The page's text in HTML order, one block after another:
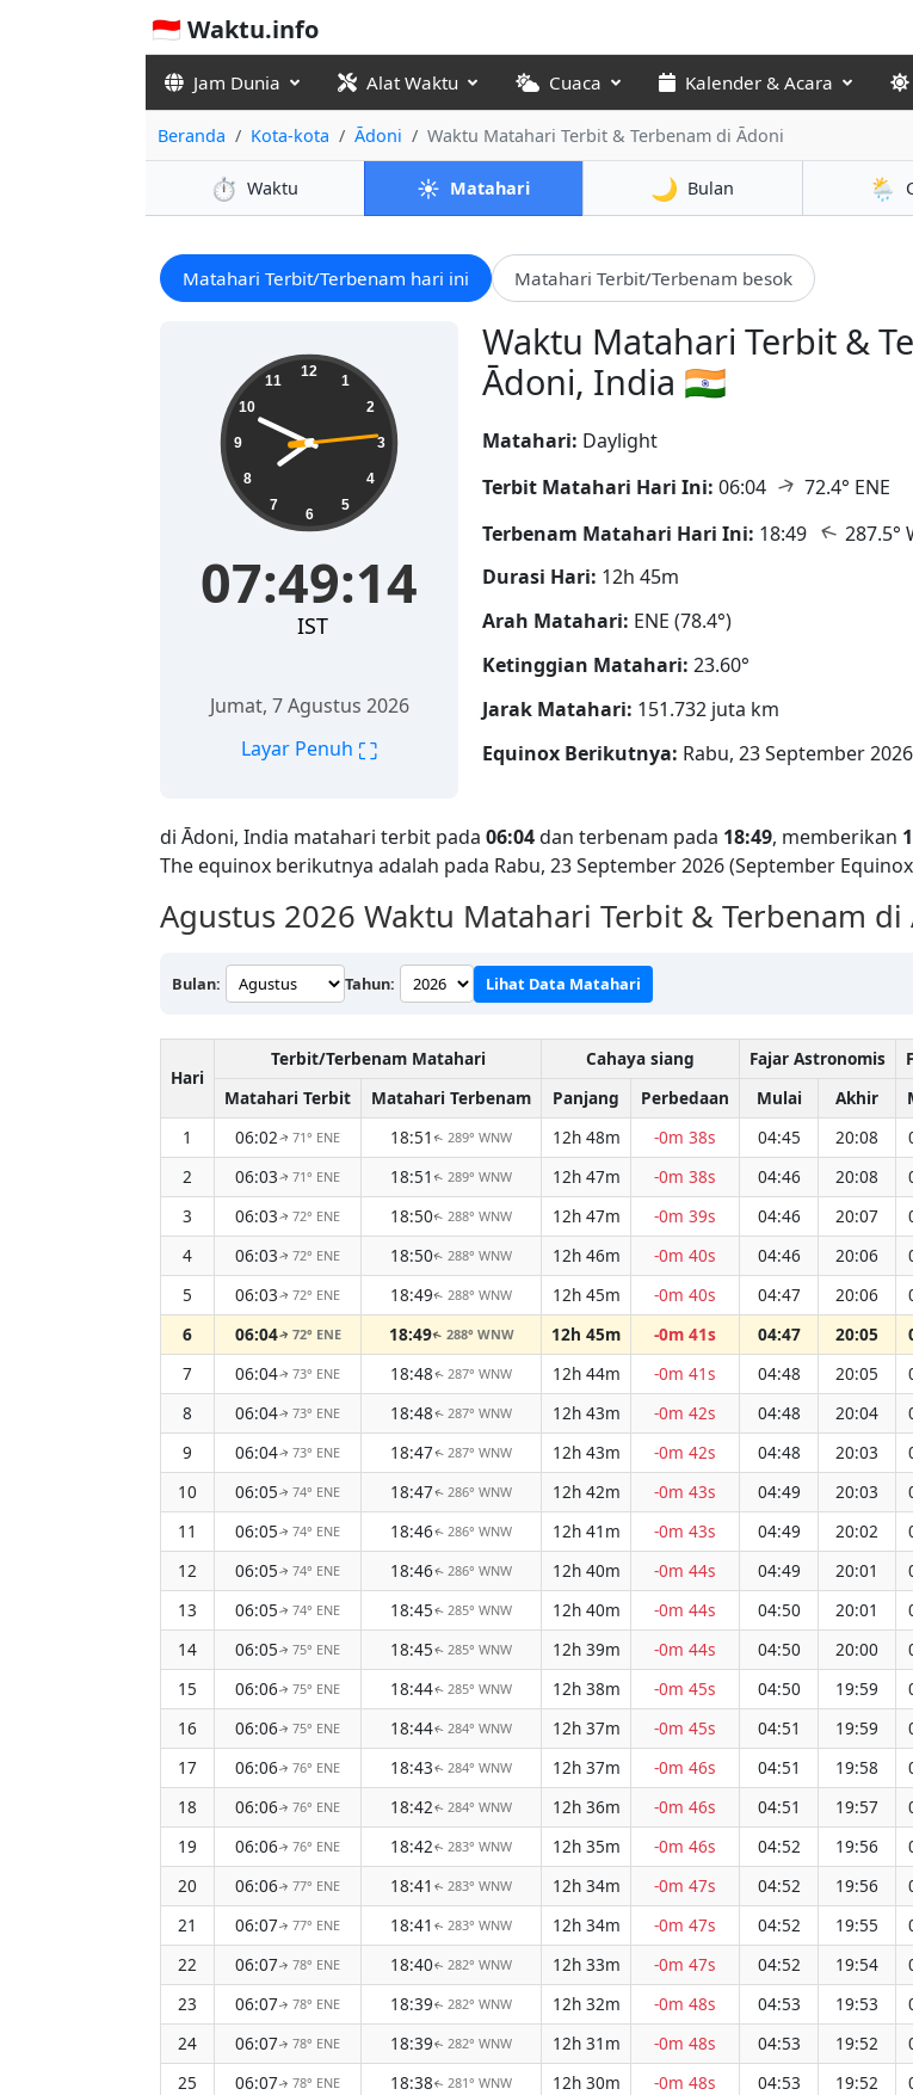
🇮🇩 Waktu.info
Jam Dunia Alat Waktu Cuaca Kalender & Acara
Beranda Kota-kota Ādoni Waktu Matahari Terbit & Terbenam di Ādoni
⏱️ Waktu ☀️ Matahari 🌙 Bulan 🌦️
Matahari Terbit/Terbenam hari ini Matahari Terbit/Terbenam besok
Waktu Matahari Terbit &
Ādoni, India 🇮🇳
07:49:15 12
1
2
3
4
5
6
7
8
9
10
11
07:49:15
IST
Jumat, 7 Agustus 2026
Layar Penuh ⛶
Matahari: Daylight
Terbit Matahari Hari Ini: 06:04 ↑ 72.4° ENE
Terbenam Matahari Hari Ini: 18:49 ↑ 287.5°
Durasi Hari: 12h 45m
Arah Matahari: ENE (78.4°)
Ketinggian Matahari: 23.60°
Jarak Matahari: 151.732 juta km
Equinox Berikutnya: Rabu, 23 September
di Ādoni, India matahari terbit pada 06:04dan terbenam pada 18:49, memberikan
The equinox berikutnya adalah pada Rabu, 23 September 2026 (September
Agustus 2026 Waktu Matahari Terbit & Terbenam di
Bulan: Tahun: Lihat Data Matahari
Hari
Terbit/Terbenam Matahari Cahaya siang Fajar Astronomis
Matahari Terbit
Matahari Terbenam Panjang Perbedaan Mulai Akhir
1
06:02↑71° ENE 18:51 ↑ 289° WNW 12h 48m -0m 38s 04:45 20:08
2
06:03↑71° ENE 18:51 ↑ 289° WNW 12h 47m -0m 38s 04:46 20:08
3
06:03↑72° ENE 18:50↑ 288° WNW 12h 47m -0m 39s 04:46 20:07
4
06:03↑72° ENE 18:50↑ 288° WNW 12h 46m -0m 40s 04:46 20:06
5
06:03↑72° ENE 18:49↑ 288° WNW 12h 45m -0m 40s 04:47 20:06
6
06:04↑ 72° ENE 18:49↑ 288° WNW 12h 45m -0m 41s 04:47 20:05
7
06:04↑73° ENE 18:48↑ 287° WNW 12h 44m -0m 41s 04:48 20:05
8
06:04↑73° ENE 18:48↑ 287° WNW 12h 43m -0m 42s 04:48 20:04
9
06:04↑73° ENE 18:47↑ 287° WNW 12h 43m -0m 42s 04:48 20:03
10
06:05↑ 74° ENE 18:47↑ 286° WNW 12h 42m -0m 43s 04:49 20:03
11
06:05↑ 74° ENE 18:46↑ 286° WNW 12h 41m -0m 43s 04:49 20:02
12
06:05↑ 74° ENE 18:46↑ 286° WNW 12h 40m -0m 44s 04:49 20:01
13
06:05↑ 74° ENE 18:45↑ 285° WNW 12h 40m -0m 44s 04:50 20:01
14
06:05↑ 75° ENE 18:45↑ 285° WNW 12h 39m -0m 44s 04:50 20:00
15
06:06↑ 75° ENE 18:44↑ 285° WNW 12h 38m -0m 45s 04:50 19:59
16
06:06↑ 75° ENE 18:44↑ 284° WNW 12h 37m -0m 45s 04:51 19:59
17
06:06↑ 76° ENE 18:43↑ 284° WNW 12h 37m -0m 46s 04:51 19:58
18
06:06↑ 76° ENE 18:42↑ 284° WNW 12h 36m -0m 46s 04:51 19:57
19
06:06↑ 76° ENE 18:42↑ 283° WNW 12h 35m -0m 46s 04:52 19:56
20
06:06↑ 77° ENE 18:41 ↑ 283° WNW 12h 34m -0m 47s 04:52 19:56
21
06:07↑ 77° ENE 18:41 ↑ 283° WNW 12h 34m -0m 47s 04:52 19:55
22
06:07↑ 78° ENE 18:40↑ 282° WNW 12h 33m -0m 47s 04:52 19:54
23
06:07↑ 78° ENE 18:39↑ 282° WNW 12h 32m -0m 48s 04:53 19:53
24
06:07↑ 78° ENE 18:39↑ 282° WNW 12h 31m -0m 48s 04:53 19:52
25
06:07↑ 78° ENE 18:38↑ 281° WNW 12h 30m -0m 48s 04:53 19:52